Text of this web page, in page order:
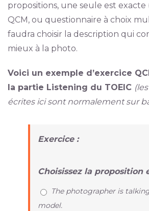
propositions, une seule est exacte
QCM, ou questionnaire à choix
faudra choisir la description qui
mieux à la photo.
Voici un exemple d’exercice
la partie Listening du TOEIC
écrites ici sont normalement sur
Exercice :
Choisissez la proposition
The photographer is
model.